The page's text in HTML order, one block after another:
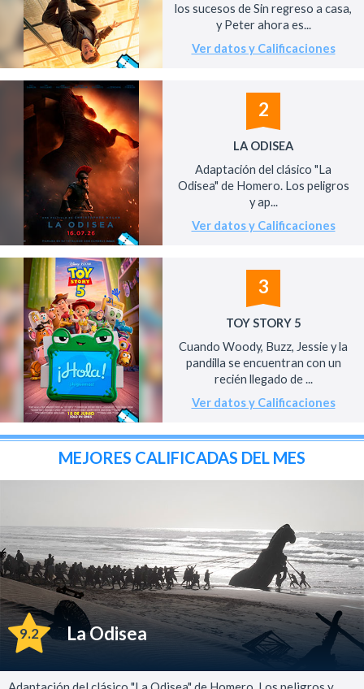
los sucesos de Sin regreso a casa,
y Peter ahora es...
Ver datos y Calificaciones
2
LA ODISEA
Adaptación del clásico "La
Odisea" de Homero. Los peligros
y ap...
Ver datos y Calificaciones
3
TOY STORY 5
Cuando Woody, Buzz, Jessie y la
pandilla se encuentran con un
recién llegado de ...
Ver datos y Calificaciones
MEJORES CALIFICADAS DEL MES
9.2 La Odisea